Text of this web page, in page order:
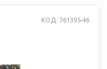
КОД: 761395-46